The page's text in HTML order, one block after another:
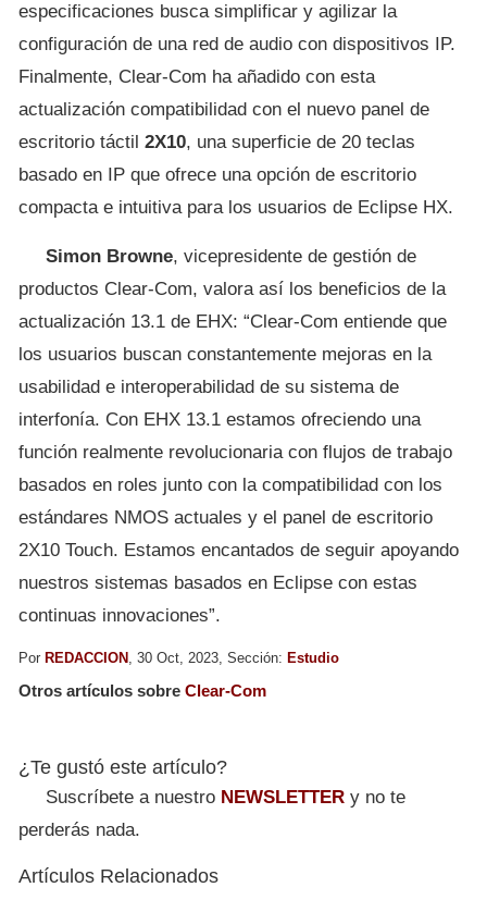
especificaciones busca simplificar y agilizar la
configuración de una red de audio con dispositivos IP.
Finalmente, Clear-Com ha añadido con esta
actualización compatibilidad con el nuevo panel de
escritorio táctil 2X10, una superficie de 20 teclas
basado en IP que ofrece una opción de escritorio
compacta e intuitiva para los usuarios de Eclipse HX.
Simon Browne, vicepresidente de gestión de
productos Clear-Com, valora así los beneficios de la
actualización 13.1 de EHX: “Clear-Com entiende que
los usuarios buscan constantemente mejoras en la
usabilidad e interoperabilidad de su sistema de
interfonía. Con EHX 13.1 estamos ofreciendo una
función realmente revolucionaria con flujos de trabajo
basados en roles junto con la compatibilidad con los
estándares NMOS actuales y el panel de escritorio
2X10 Touch. Estamos encantados de seguir apoyando
nuestros sistemas basados en Eclipse con estas
continuas innovaciones”.
Por REDACCION , 30 Oct, 2023, Sección: Estudio
Otros artículos sobre Clear-Com
¿Te gustó este artículo?
Suscríbete a nuestro NEWSLETTER y no te
perderás nada.
Artículos Relacionados